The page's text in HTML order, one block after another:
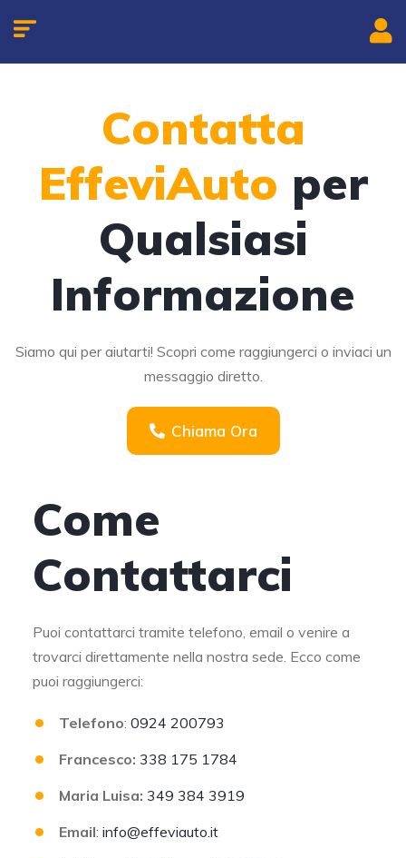
Contatta
EffeviAuto per
Qualsiasi
Informazione
Siamo qui per aiutarti! Scopri come raggiungerci o inviaci un
messaggio diretto.
Chiama Ora
Come
Contattarci
Puoi contattarci tramite telefono, email o venire a
trovarci direttamente nella nostra sede. Ecco come
puoi raggiungerci:
Telefono: 0924 200793
Francesco: 338 175 1784
Maria Luisa: 349 384 3919
Email: info@effeviauto.it